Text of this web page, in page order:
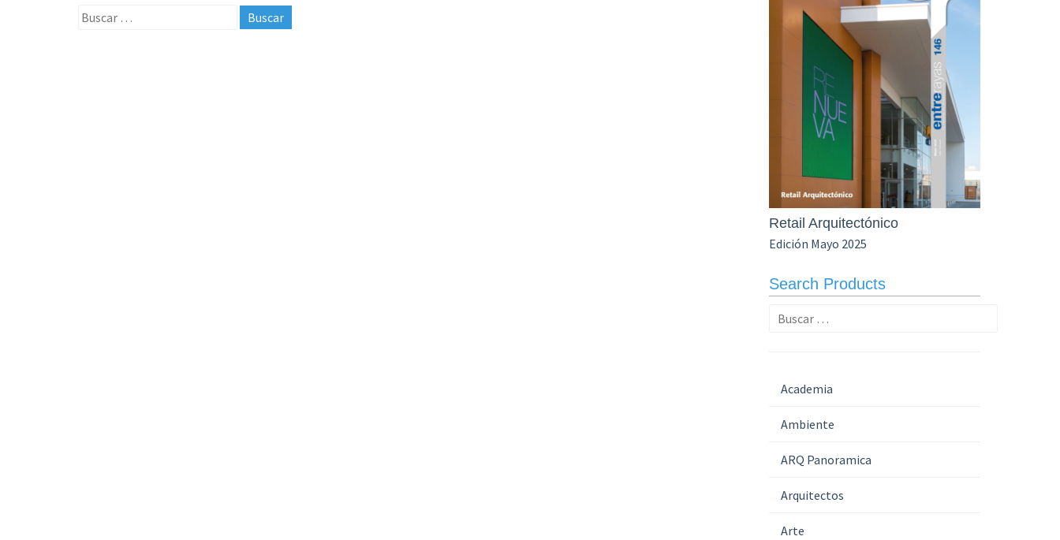
Buscar:
Retail Arquitectónico
Edición Mayo 2025
Search Products
Buscar:
Academia
Ambiente
ARQ Panoramica
Arquitectos
Arte